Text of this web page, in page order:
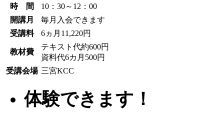
時 間
10：30～12：00
開講月
毎月入会できます
受講料
6ヵ月11,220円
教材費
テキスト代約600円
資料代6カ月500円
受講会場 三宮KCC
体験できます！